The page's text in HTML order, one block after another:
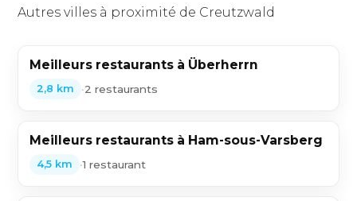
Autres villes à proximité de Creutzwald
Meilleurs restaurants à Überherrn
2,8 km •2 restaurants
Meilleurs restaurants à Ham-sous-Varsberg
4,5 km •1 restaurant